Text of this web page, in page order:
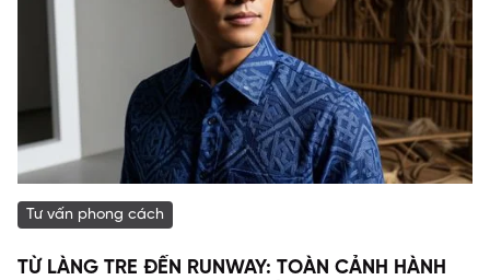
Tư vấn phong cách
TỪ LÀNG TRE ĐẾN RUNWAY: TOÀN CẢNH HÀNH